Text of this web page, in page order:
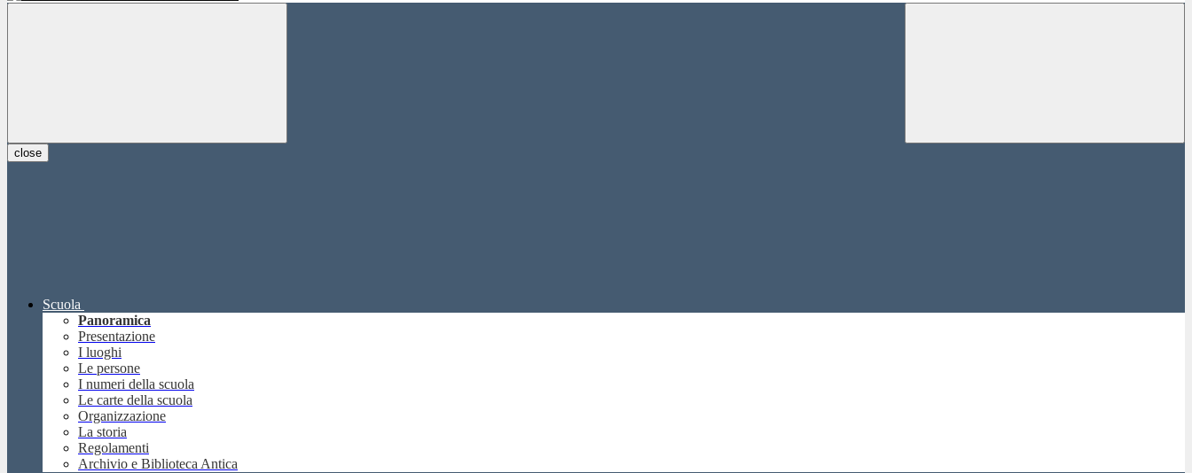
close
Scuola
Panoramica
Presentazione
I luoghi
Le persone
I numeri della scuola
Le carte della scuola
Organizzazione
La storia
Regolamenti
Archivio e Biblioteca Antica